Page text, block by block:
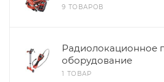
9 ТОВАРОВ
Радиолокационное
оборудование
1 ТОВАР